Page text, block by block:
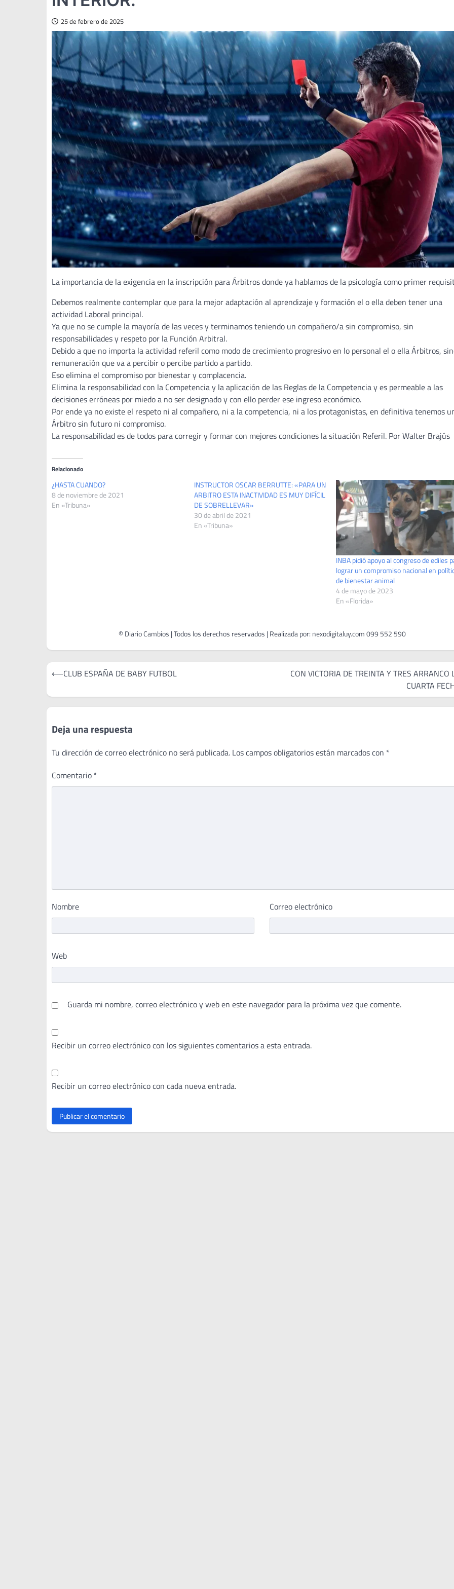
25 de febrero de 2025
La importancia de la exigencia en la inscripción para Árbitros donde ya hablamos de la psicología como primer
Debemos realmente contemplar que para la mejor adaptación al aprendizaje y formación el o ella deben tener una
actividad Laboral principal.
Ya que no se cumple la mayoría de las veces y terminamos teniendo un compañero/a sin compromiso, sin
responsabilidades y respeto por la Función Arbitral.
Debido a que no importa la actividad referil como modo de crecimiento progresivo en lo personal el o ella Árbitros,
remuneración que va a percibir o percibe partido a partido.
Eso elimina el compromiso por bienestar y complacencia.
Elimina la responsabilidad con la Competencia y la aplicación de las Reglas de la Competencia y es permeable a las
decisiones erróneas por miedo a no ser designado y con ello perder ese ingreso económico.
Por ende ya no existe el respeto ni al compañero, ni a la competencia, ni a los protagonistas, en definitiva tenemos
Árbitro sin futuro ni compromiso.
La responsabilidad es de todos para corregir y formar con mejores condiciones la situación Referil. Por Walter Brajús
Relacionado
¿HASTA CUANDO?
8 de noviembre de 2021
En «Tribuna»
INSTRUCTOR OSCAR BERRUTTE: «PARA UN
ARBITRO ESTA INACTIVIDAD ES MUY DIFÍCIL
DE SOBRELLEVAR»
30 de abril de 2021
En «Tribuna»
INBA pidió apoyo al congreso de ediles
lograr un compromiso nacional en
de bienestar animal
4 de mayo de 2023
En «Florida»
Navegación
entradas
⟵CLUB ESPAÑA DE BABY FUTBOL
CON VICTORIA DE TREINTA Y TRES ARRANCO
CUARTA
Deja una respuesta
Tu dirección de correo electrónico no será publicada. Los campos obligatorios están marcados con *
Comentario *
Nombre Correo electrónico
Web
Guarda mi nombre, correo electrónico y web en este navegador para la próxima vez que comente.
Recibir un correo electrónico con los siguientes comentarios a esta entrada.
Recibir un correo electrónico con cada nueva entrada.